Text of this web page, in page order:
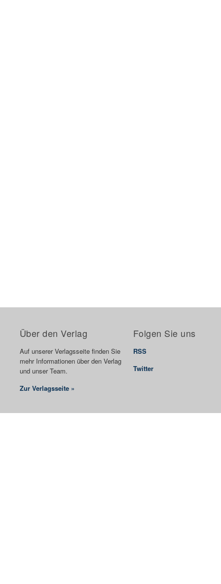
Über den Verlag
Auf unserer Verlagsseite finden Sie
mehr Informationen über den Verlag
und unser Team.
Zur Verlagsseite »
Folgen Sie uns
RSS
Twitter